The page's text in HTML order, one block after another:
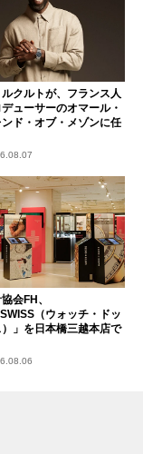
クルトが、フランス人
ューサーのオマール・
ド・オブ・メゾンに任
会FH、
（ウォッチ・ドッ
）」を日本橋三越本店で